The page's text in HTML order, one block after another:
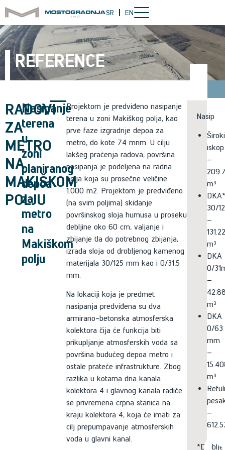
SR EN
REFERENCE
RADOVI
ZA
METRO
NA
MAKIŠKOM
POLJU
Nasipanje
terena
u
zoni
planiranog
depoa
za
metro
na
Makiškom
polju
Projektom je predviđeno nasipanje
terena u zoni Makiškog polja, kao
prve faze izgradnje depoa za
metro, do kote 74 mnm. U cilju
lakšeg praćenja radova, površina
nasipanja je podeljena na radna
polja koja su prosečne veličine
1.000 m2. Projektom je predviđeno
(na svim poljima) skidanje
površinskog sloja humusa u proseku
debljine oko 60 cm, valjanje i
zbijanje tla do potrebnog zbijanja,
izrada sloja od drobljenog kamenog
materijala 30/125 mm kao i 0/31,5
mm.
Na lokaciji koja je predmet
nasipanja predviđena su dva
armirano-betonska atmosferska
kolektora čija će funkcija biti
prikupljanje atmosferskih voda sa
površina budućeg depoa metro i
ostale prateće infrastrukture. Zbog
razlika u kotama dna kanala
kolektora 4 i glavnog kanala radiće
se privremena crpna stanica na
kraju kolektora 4, koja će imati za
cilj prepumpavanje atmosferskih
voda u glavni kanal.
Nasip
Široki
iskop
–
m³
DKA*
30/
–
m³
DKA
0/
–
m³
DKA
0/63
mm
–
m³
–